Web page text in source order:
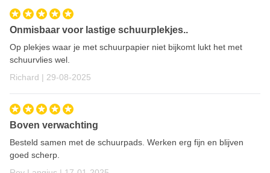
Onmisbaar voor lastige schuurplekjes..
Op plekjes waar je met schuurpapier niet bijkomt lukt het met
schuurvlies wel.
Richard | 29 augustus 2025
29-08-2025
Boven verwachting
Besteld samen met de schuurpads. Werken erg fijn en blijven
goed scherp.